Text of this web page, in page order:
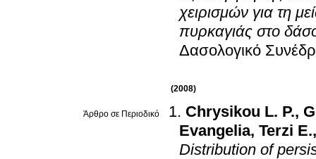
χειρισμών για τη
πυρκαγιάς στο
Δασολογικό
(2008)
Άρθρο σε Περιοδικό Chrysikou L. P.,
Evangelia, Terzi E.
Distribution of